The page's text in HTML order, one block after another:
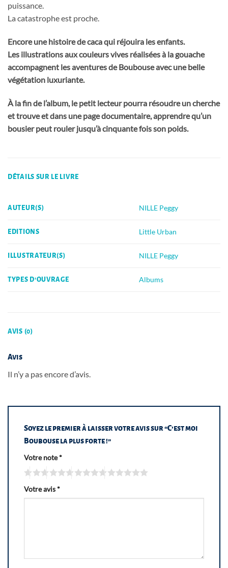
puissance.
La catastrophe est proche.
Encore une histoire de caca qui réjouira les enfants.
Les illustrations aux couleurs vives réalisées à la gouache
accompagnent les aventures de Boubouse avec une belle
végétation luxuriante.
À la fin de l’album, le petit lecteur pourra résoudre un cherche
et trouve et dans une page documentaire, apprendre qu’un
bousier peut rouler jusqu’à cinquante fois son poids.
DÉTAILS SUR LE LIVRE
AUTEUR(S) NILLE Peggy
EDITIONS Little Urban
ILLUSTRATEUR(S) NILLE Peggy
TYPES D'OUVRAGE Albums
AVIS (0)
Avis
Il n’y a pas encore d’avis.
Soyez le premier à laisser votre avis sur “C’est moi
Boubouse la plus forte !”
Votre note*
Votre avis*